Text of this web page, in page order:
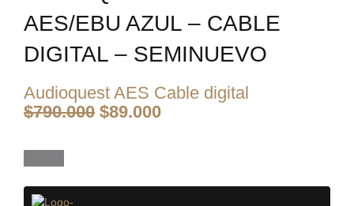
AES/EBU AZUL – CABLE
DIGITAL – SEMINUEVO
Audioquest AES Cable digital
$790.000 El
$89.000El